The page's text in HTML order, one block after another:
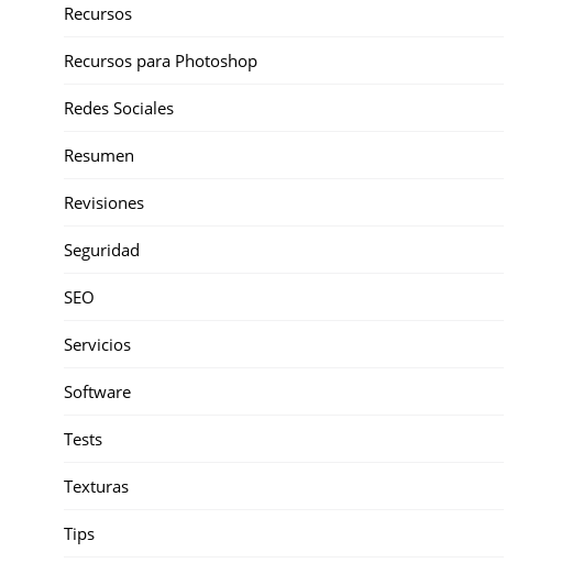
Recursos
Recursos para Photoshop
Redes Sociales
Resumen
Revisiones
Seguridad
SEO
Servicios
Software
Tests
Texturas
Tips